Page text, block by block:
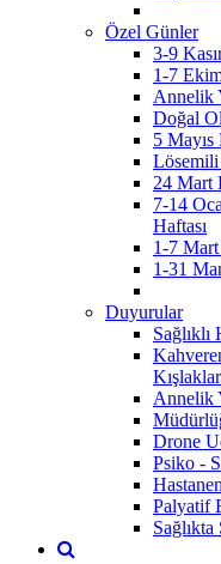
Özel Günler
3-9
1-7
Annelik
Doğal
5
24 Mart
7-14
Haftası
1-7 Mart
1-31
Duyurular
Annelik
Drone
Psiko -
Palyatif